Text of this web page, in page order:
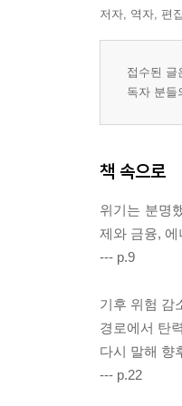
저자, 역자, 편
접수된 글
독자 분들
책 속으로
위기는 분명
제와 금융,
--- p.9
기후 위험 감
경로에서 탄
다시 말해 향
--- p.22